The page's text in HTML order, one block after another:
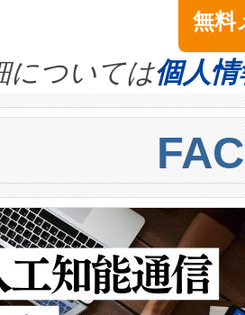
効率性は、フェ
provides a
for AI
ensure battery
は、ai&のAI
統合、試運転、
のデータを監視
を実現すること
モードでは、
検出でき、これ
600メートルに
10％のターゲッ
大検知距離は
大1キロメート
囲を監視でき、
無料
については個人